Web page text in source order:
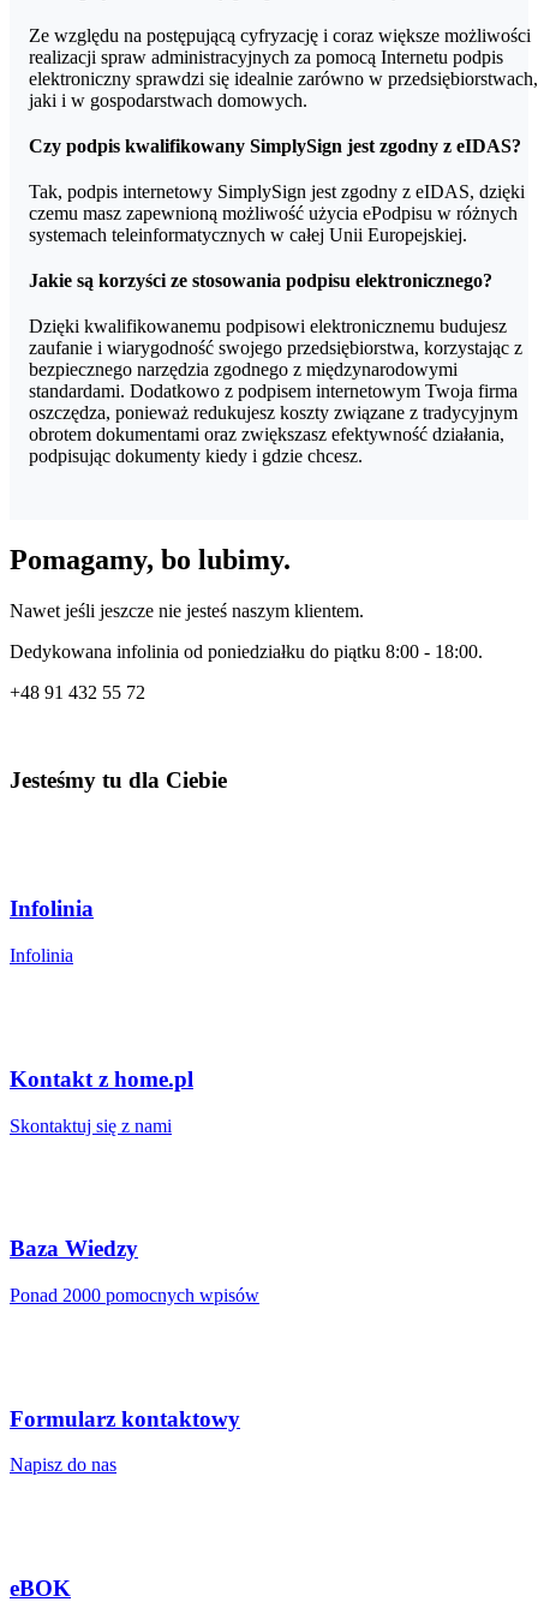
sporządzenia notarialnego potwierdzenia tożsamości w jednym z
powyższych języków, do wniosku o wydanie kwalifikowanego
podpisu elektronicznego należy dołączyć tłumaczenie sporządzone
przez tłumacza przysięgłego.
Ze względu na postępującą cyfryzację i coraz większe możliwości
realizacji spraw administracyjnych za pomocą Internetu podpis
elektroniczny sprawdzi się idealnie zarówno w przedsiębiorstwach,
jaki i w gospodarstwach domowych.
Czy podpis kwalifikowany SimplySign jest zgodny z eIDAS?
Tak, podpis internetowy SimplySign jest zgodny z eIDAS, dzięki
czemu masz zapewnioną możliwość użycia ePodpisu w różnych
systemach teleinformatycznych w całej Unii Europejskiej.
Jakie są korzyści ze stosowania podpisu elektronicznego?
Dzięki kwalifikowanemu podpisowi elektronicznemu budujesz
zaufanie i wiarygodność swojego przedsiębiorstwa, korzystając z
bezpiecznego narzędzia zgodnego z międzynarodowymi
standardami. Dodatkowo z podpisem internetowym Twoja firma
oszczędza, ponieważ redukujesz koszty związane z tradycyjnym
obrotem dokumentami oraz zwiększasz efektywność działania,
podpisując dokumenty kiedy i gdzie chcesz.
Pomagamy, bo lubimy.
Nawet jeśli jeszcze nie jesteś naszym klientem.
Dedykowana infolinia od poniedziałku do piątku 8:00 - 18:00.
+48 91 432 55 72
Jesteśmy tu dla Ciebie
Infolinia
Infolinia
Kontakt z home.pl
Skontaktuj się z nami
Baza Wiedzy
Ponad 2000 pomocnych wpisów
Formularz kontaktowy
Napisz do nas
eBOK